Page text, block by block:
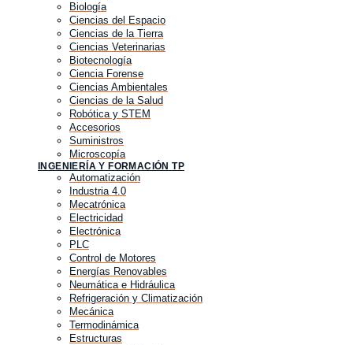
Biología
Ciencias del Espacio
Ciencias de la Tierra
Ciencias Veterinarias
Biotecnología
Ciencia Forense
Ciencias Ambientales
Ciencias de la Salud
Robótica y STEM
Accesorios
Suministros
Microscopía
INGENIERÍA Y FORMACIÓN TP
Automatización
Industria 4.0
Mecatrónica
Electricidad
Electrónica
PLC
Control de Motores
Energías Renovables
Neumática e Hidráulica
Refrigeración y Climatización
Mecánica
Termodinámica
Estructuras